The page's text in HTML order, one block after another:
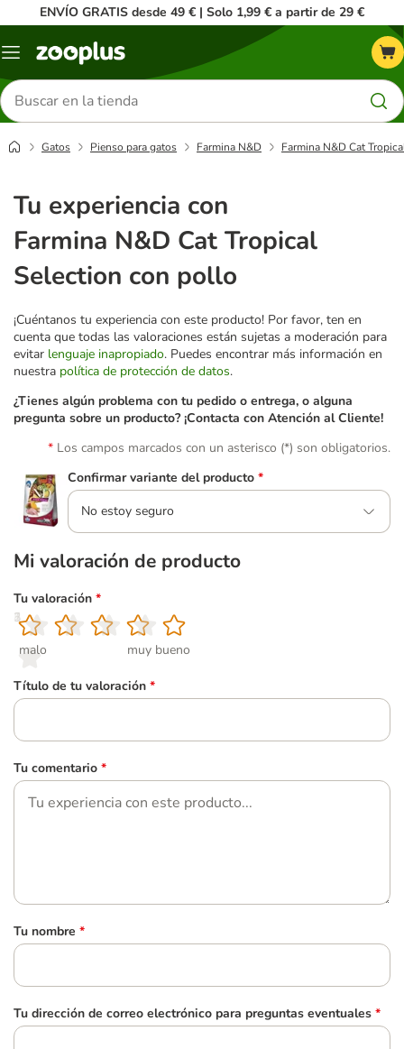
ENVÍO GRATIS desde 49 € | Solo 1,99 € a partir de 29 €
Menú
Buscar
productos
Gatos Pienso para gatos Farmina N&D Farmina N&D Cat
Tu experiencia con
Farmina N&D Cat Tropical
Selection con pollo
¡Cuéntanos tu experiencia con este producto! Por favor, ten en
cuenta que todas las valoraciones están sujetas a moderación para
evitar lenguaje inapropiado. Puedes encontrar más información en
nuestra política de protección de datos.
¿Tienes algún problema con tu pedido o entrega, o alguna
pregunta sobre un producto? ¡Contacta con Atención al Cliente!
Los campos marcados con un asterisco (*) son obligatorios.
Confirmar variante del producto *
No estoy seguro
Mi valoración de producto
Tu valoración *
1
malo
2
3
4
5
muy bueno
Título de tu valoración *
Tu comentario *
Tu nombre *
Tu dirección de correo electrónico para preguntas eventuales *